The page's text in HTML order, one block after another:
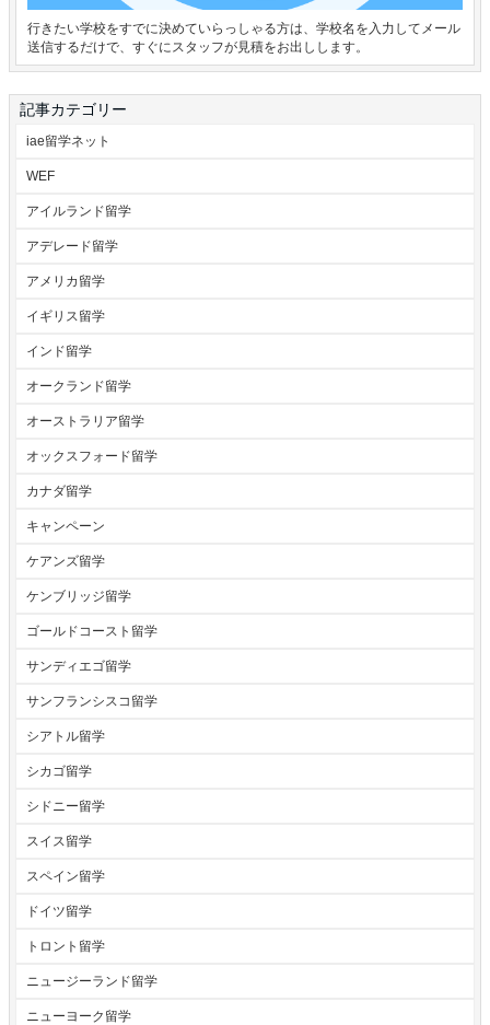
行きたい学校をすでに決めていらっしゃる方は、学校名を入力してメール
送信するだけで、すぐにスタッフが見積をお出しします。
記事カテゴリー
iae留学ネット
WEF
アイルランド留学
アデレード留学
アメリカ留学
イギリス留学
インド留学
オークランド留学
オーストラリア留学
オックスフォード留学
カナダ留学
キャンペーン
ケアンズ留学
ケンブリッジ留学
ゴールドコースト留学
サンディエゴ留学
サンフランシスコ留学
シアトル留学
シカゴ留学
シドニー留学
スイス留学
スペイン留学
ドイツ留学
トロント留学
ニュージーランド留学
ニューヨーク留学